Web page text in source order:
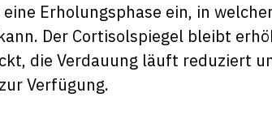
Erholungsphase ein, in
Der Cortisolspiegel bleibt
die Verdauung läuft reduziert
Verfügung.